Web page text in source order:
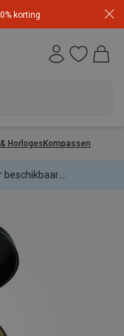
korting
HorlogesKompassen